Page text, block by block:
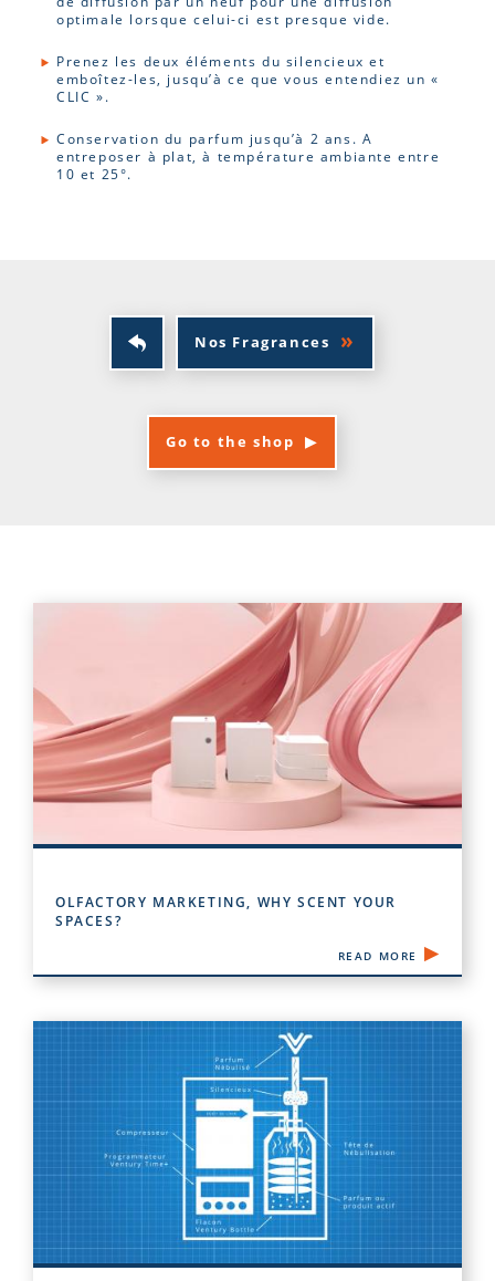
optimale lorsque celui-ci est presque vide.
Prenez les deux éléments du silencieux et
emboîtez-les, jusqu’à ce que vous entendiez un «
CLIC ».
Conservation du parfum jusqu’à 2 ans. A
entreposer à plat, à température ambiante entre
10 et 25°.
Nos Fragrances
Go to the shop
OLFACTORY MARKETING, WHY SCENT YOUR
SPACES?
READ MORE